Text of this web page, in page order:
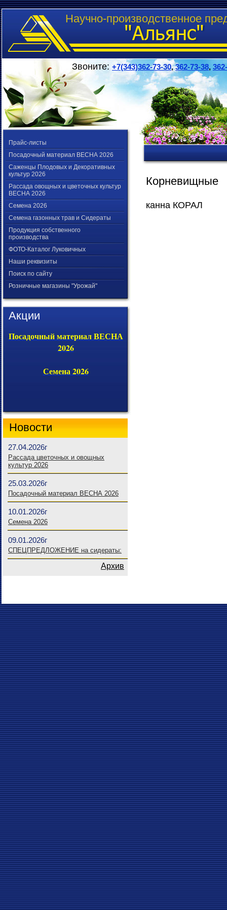
Научно-производственное
Звоните: +7(343)362-73-30,362-73-38,
Прайс-листы
Посадочный материал ВЕСНА 2026
Саженцы Плодовых и Декоративных
культур 2026
Рассада овощных и цветочных культур
ВЕСНА 2026
Семена 2026
Семена газонных трав и Сидераты
Продукция собственного
производства
ФОТО-Каталог Луковичных
Наши реквизиты
Поиск по сайту
Розничные магазины "Урожай"
Акции
Посадочный материал ВЕСНА
2026
Семена 2026
Новости
27.04.2026г
Рассада цветочных и овощных
культур 2026
25.03.2026г
Посадочный материал ВЕСНА 2026
10.01.2026г
Семена 2026
09.01.2026г
СПЕЦПРЕДЛОЖЕНИЕ на сидераты:
Архив
Корневищные
канна КОРАЛ